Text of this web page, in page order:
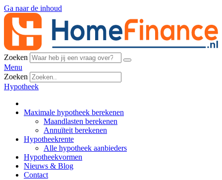
Ga naar de inhoud
Zoeken
Menu
Zoeken
Hypotheek
Maximale hypotheek berekenen
Maandlasten berekenen
Annuïteit berekenen
Hypotheekrente
Alle hypotheek aanbieders
Hypotheekvormen
Nieuws & Blog
Contact